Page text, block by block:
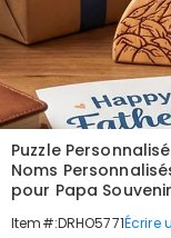
Puzzle
Noms
pour Papa
Item#:DRHO5771Écrire